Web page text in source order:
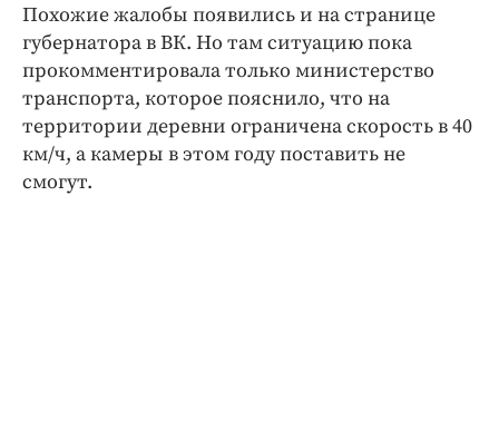
Похожие жалобы появились и на странице
губернатора в ВК. Но там ситуацию пока
прокомментировала только министерство
транспорта, которое пояснило, что на
территории деревни ограничена скорость в 40
км/ч, а камеры в этом году поставить не
смогут.